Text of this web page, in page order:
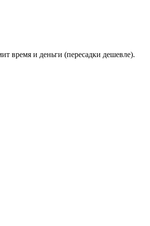
время и деньги (пересадки дешевле).